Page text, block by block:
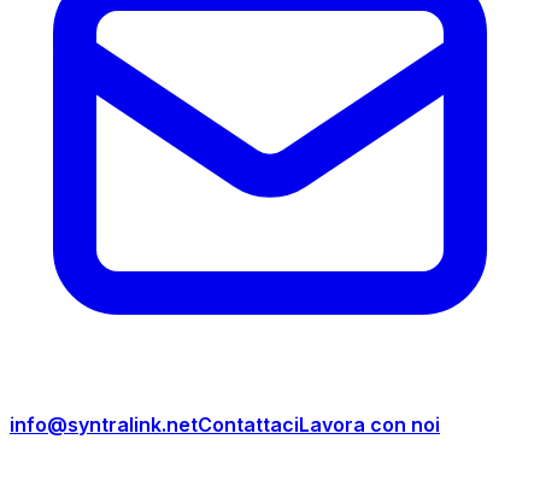
info@syntralink.netContattaciLavora con noi